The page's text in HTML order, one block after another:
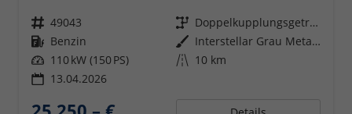
Fahrzeugnr. 49043 Getriebe
Doppelkupplungsgetriebe (DSG)
Kraftstoff Benzin Außenfarbe
Interstellar Grau Metallic
Leistung 110 kW (150 PS) Kilometerstand 10 km
13.04.2026